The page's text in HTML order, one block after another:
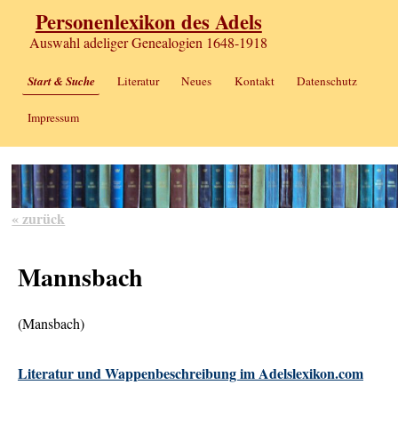
Personenlexikon des Adels
Auswahl adeliger Genealogien 1648-1918
Start & Suche Literatur Neues Kontakt Datenschutz
Impressum
« zurück
Mannsbach
(Mansbach)
Literatur und Wappenbeschreibung im Adelslexikon.com